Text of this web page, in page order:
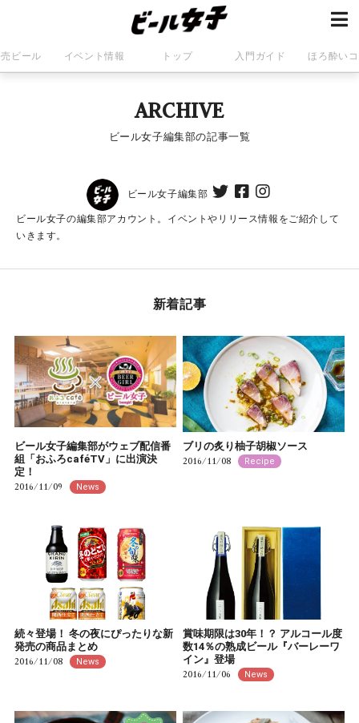
ビール イベント情報 トップ 入門ガイド ほろ酔い
ARCHIVE
ビール女子編集部の記事一覧
ビール女子編集部
ビール女子の編集部アカウント。イベントやリリース情報をご紹介して
いきます。
新着記事
ビール女子編集部がウェブ配信番
組「おふろcaféTV」に出演決
定！
2016/11/09 News
ブリの炙り柚子胡椒ソース
2016/11/08 Recipe
続々登場！ 冬の夜にぴったりな新
発売の商品まとめ
2016/11/08 News
賞味期限は30年！？ アルコール度
数14％の熟成ビール『バーレーワ
イン』登場
2016/11/06 News